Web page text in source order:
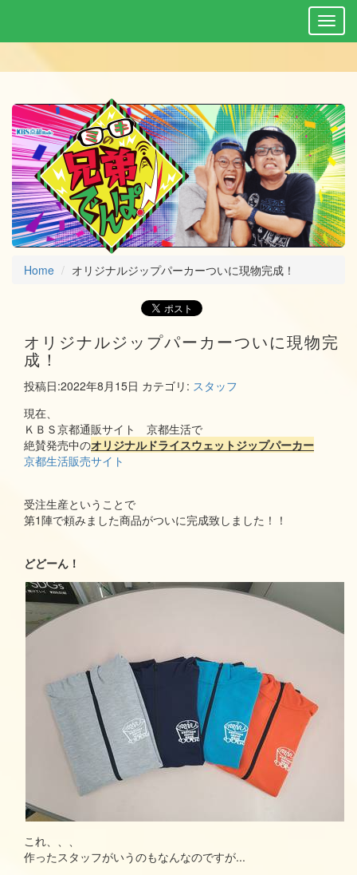
Home オリジナルジップパーカーついに現物完成！
オリジナルジップパーカーついに現物完
成！
投稿日:2022年8月15日 カテゴリ: スタッフ
現在、
ＫＢＳ京都通販サイト 京都生活で
絶賛発売中のオリジナルドライスウェットジップパーカー
京都生活販売サイト
受注生産ということで
第1陣で頼みました商品がついに完成致しました！！
どどーん！
これ、、、
作ったスタッフがいうのもなんなのですが...